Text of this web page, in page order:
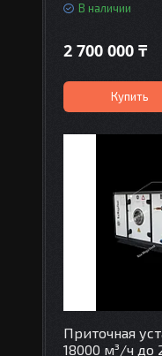
В наличии
2 700 000 ₸
Купить
Приточная
18000 м³/ч до